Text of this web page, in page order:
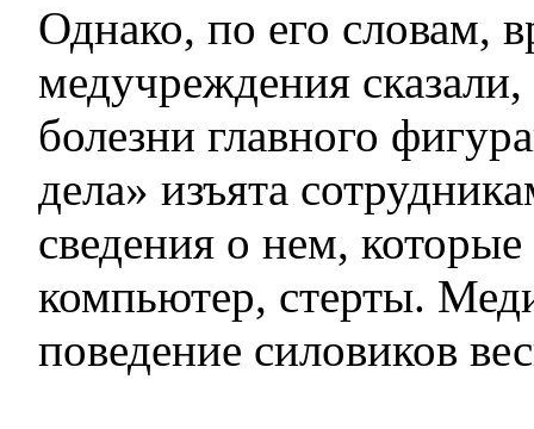
Однако, по его словам,
медучреждения сказали,
болезни главного
дела» изъята
сведения о нем,
компьютер, стерты.
поведение силовиков